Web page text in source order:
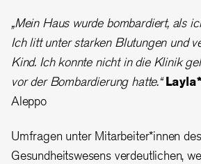
„Mein Haus wurde bombardiert, als
Ich litt unter starken Blutungen und
Kind. Ich konnte nicht in die Klinik
vor der Bombardierung hatte.“ Layla*
Aleppo
Umfragen unter Mitarbeiter*innen des
Gesundheitswesens verdeutlichen,